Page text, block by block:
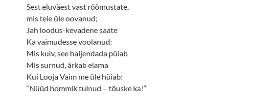
Sest eluväest vast rõõmustate,
mis teie üle oovanud;
Jah loodus-kevadene saate
Ka vaimudesse voolanud:
Mis kuiv, see haljendada püiab
Mis surnud, ärkab elama
Kui Looja Vaim me üle hüiab:
“Nüüd hommik tulnud – tõuske ka!”